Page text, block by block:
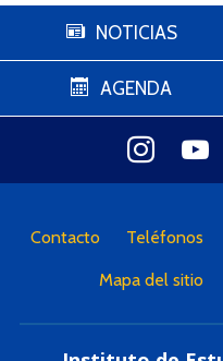
NOTICIAS
AGENDA
Contacto Teléfonos
Mapa del sitio